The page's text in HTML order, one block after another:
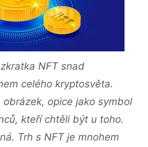
NFT snad
celého kryptosvěta.
opice jako symbol
kteří chtěli být u toho.
Trh s NFT je mnohem